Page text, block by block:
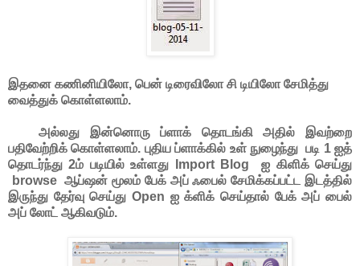
இதனை கணினியிலோ, பென் டிரைவிலோ சி டியிலோ சேமித்து
வைத்துக் கொள்ளலாம்.
அல்லது இன்னொரு ப்ளாக் தொடங்கி அதில் இவற்றை
பதிவேற்றிக் கொள்ளலாம். புதிய ப்ளாக்கில் உள் நுழைந்து படி 1 ஐத்
தொடர்ந்து 2ம் படியில் உள்ளது Import Blog ஐ கிளிக் செய்து
browse ஆப்ஷன் மூலம் பேக் அப் ஃபைல் சேமிக்கப்பட்ட இடத்தில்
இருந்து தேர்வு செய்து Open ஐ க்ளிக் செய்தால் பேக் அப் பைல்
அப் லோட் ஆகிவடும்.